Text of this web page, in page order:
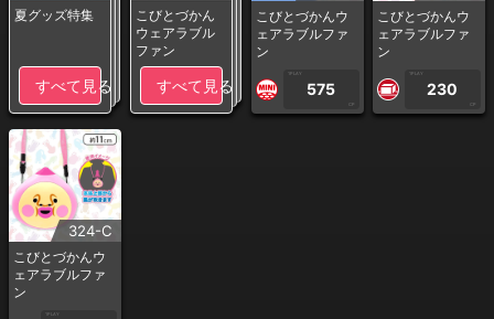
夏グッズ特集
すべて見る
こびとづかん
ウェアラブル
ファン
すべて見る
こびとづかんウ
ェアラブルファ
ン
1PLAY
575
CP
こびとづかんウ
ェアラブルファ
ン
1PLAY
230
CP
324-C
こびとづかんウ
ェアラブルファ
ン
1PLAY